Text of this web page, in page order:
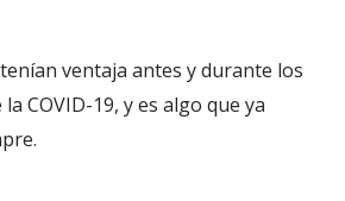
ventaja antes y durante los
COVID-19, y es algo que ya